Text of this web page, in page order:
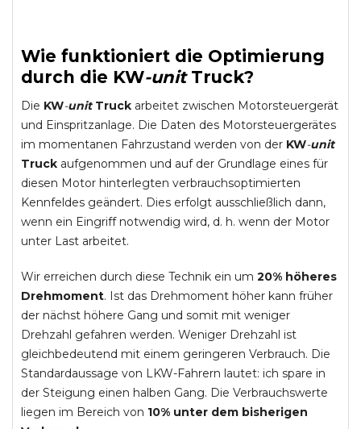
Wie funktioniert die Optimierung
durch die KW-unit Truck?
Die KW-unit Truck arbeitet zwischen Motorsteuergerät
und Einspritzanlage. Die Daten des Motorsteuergerätes
im momentanen Fahrzustand werden von der KW-unit
Truck aufgenommen und auf der Grundlage eines für
diesen Motor hinterlegten verbrauchsoptimierten
Kennfeldes geändert. Dies erfolgt ausschließlich dann,
wenn ein Eingriff notwendig wird, d. h. wenn der Motor
unter Last arbeitet.
Wir erreichen durch diese Technik ein um 20% höheres
Drehmoment. Ist das Drehmoment höher kann früher
der nächst höhere Gang und somit mit weniger
Drehzahl gefahren werden. Weniger Drehzahl ist
gleichbedeutend mit einem geringeren Verbrauch. Die
Standardaussage von LKW-Fahrern lautet: ich spare in
der Steigung einen halben Gang. Die Verbrauchswerte
liegen im Bereich von 10% unter dem bisherigen